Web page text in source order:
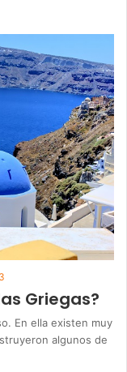
Griegas?
En ella existen muy
algunos de